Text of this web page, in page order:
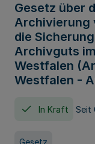
Gesetz über
Archivierung
die
Archivguts
Westfalen
Westfalen -
In Kraft Seit
Gesetz